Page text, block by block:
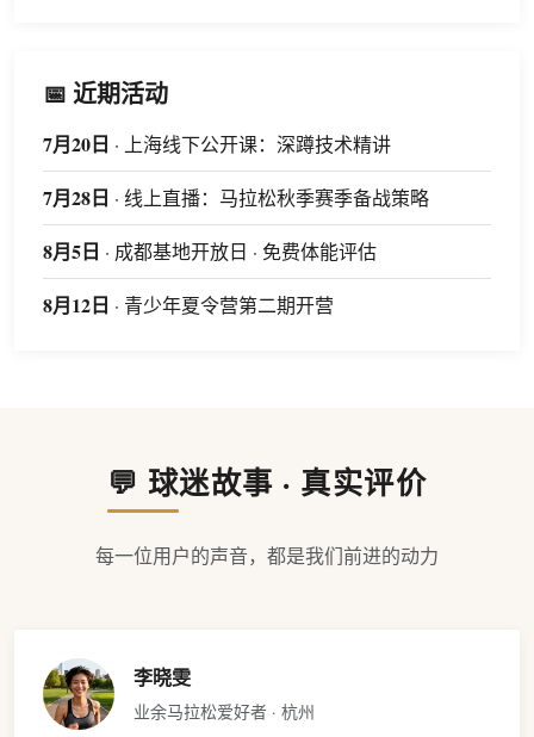
📅 近期活动
7月20日 · 上海线下公开课：深蹲技术精讲
7月28日 · 线上直播：马拉松秋季赛季备战策略
8月5日 · 成都基地开放日 · 免费体能评估
8月12日 · 青少年夏令营第二期开营
💬 球迷故事 · 真实评价
每一位用户的声音，都是我们前进的动力
李晓雯
业余马拉松爱好者 · 杭州